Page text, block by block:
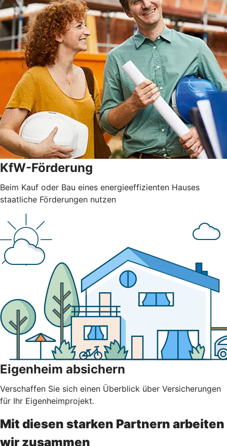
KfW-Förderung
Beim Kauf oder Bau eines energieeffizienten Hauses
staatliche Förderungen nutzen
Eigenheim absichern
Verschaffen Sie sich einen Überblick über Versicherungen
für Ihr Eigenheimprojekt.
Mit diesen starken Partnern arbeiten
wir zusammen